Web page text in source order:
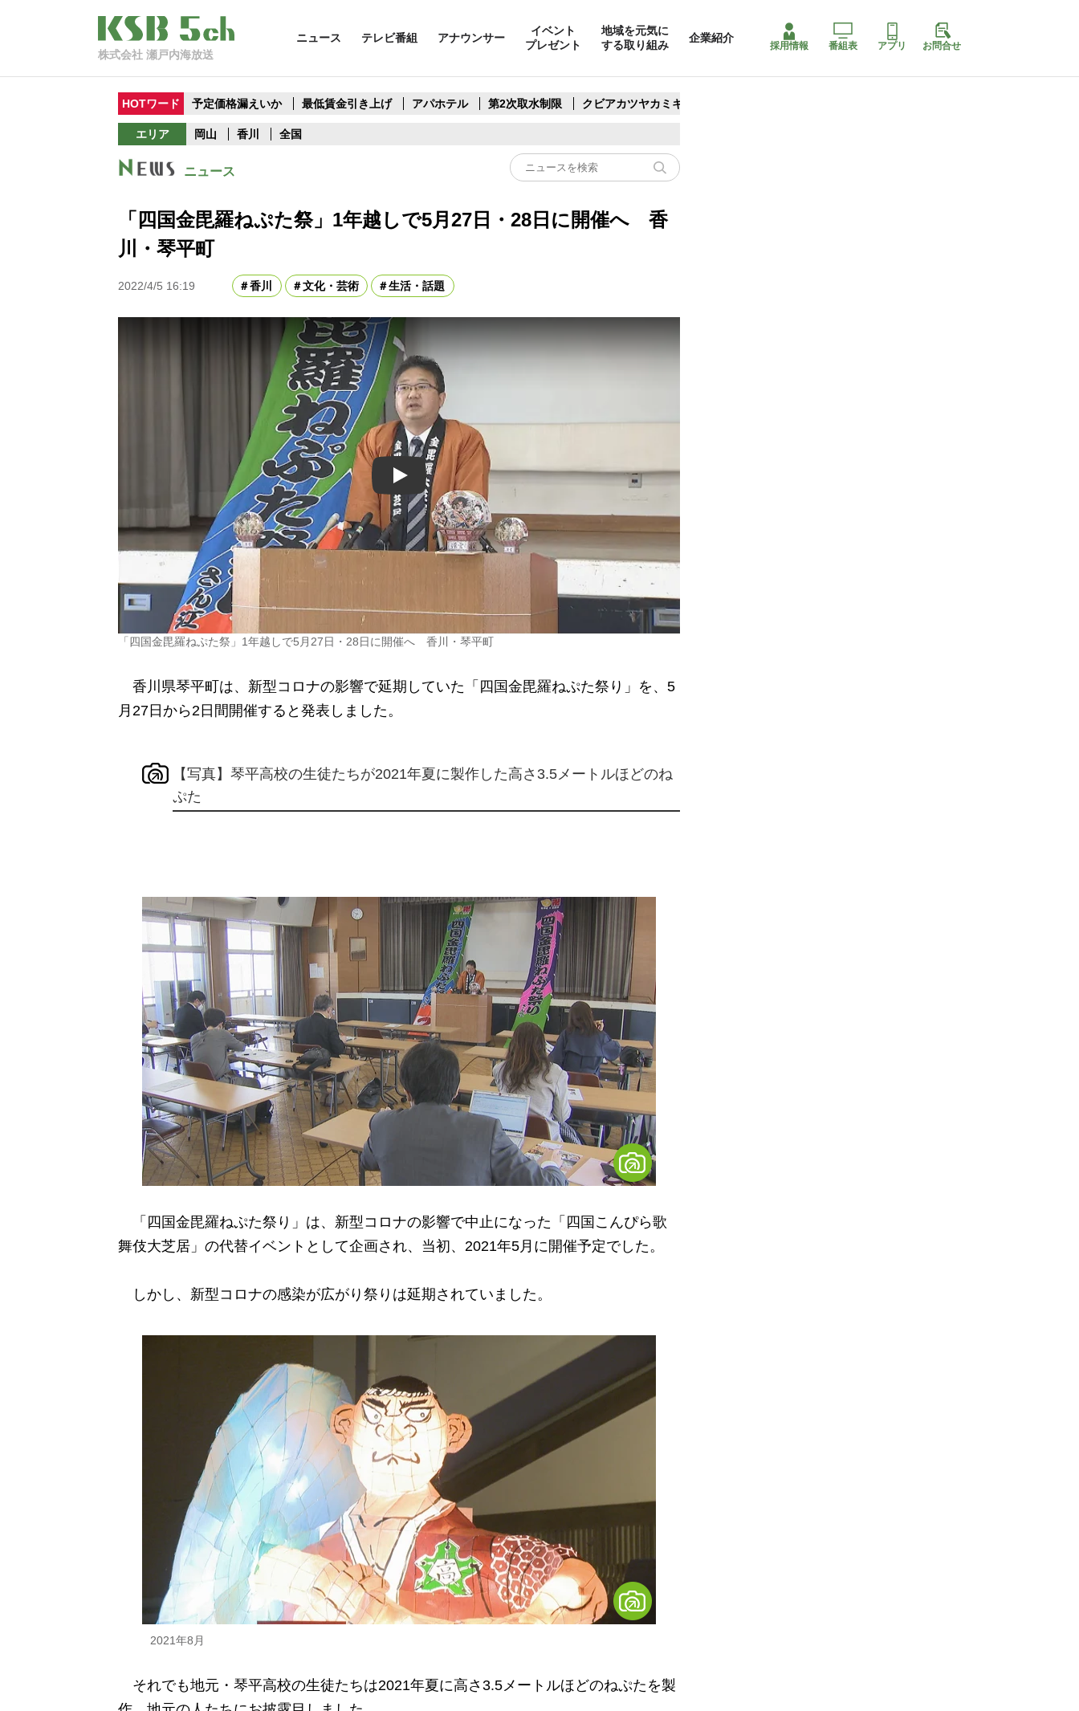
株式会社 瀬戸内海放送
ニュース テレビ番組 アナウンサー
イベント
プレゼント
地域を元気に
する取り組み
企業紹介
採用情報 番組表 アプリ お問合せ
HOTワード 予定価格漏えいか 最低賃金引き上げ アパホテル 第2次取水制限 クビアカツヤカミキリ
エリア 岡山 香川 全国
ニュース
「四国金毘羅ねぷた祭」1年越しで5月27日・28日に開催へ 香
川・琴平町
2022/4/5 16:19 香川 文化・芸術 生活・話題
Play
「四国金毘羅ねぷた祭」1年越しで5月27日・28日に開催へ 香川・琴平町
香川県琴平町は、新型コロナの影響で延期していた「四国金毘羅ねぷた祭り」を、5
月27日から2日間開催すると発表しました。
【写真】琴平高校の生徒たちが2021年夏に製作した高さ3.5メートルほどのね
ぷた
「四国金毘羅ねぷた祭り」は、新型コロナの影響で中止になった「四国こんぴら歌
舞伎大芝居」の代替イベントとして企画され、当初、2021年5月に開催予定でした。
しかし、新型コロナの感染が広がり祭りは延期されていました。
2021年8月
それでも地元・琴平高校の生徒たちは2021年夏に高さ3.5メートルほどのねぷたを製